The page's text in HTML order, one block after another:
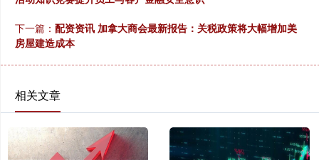
下一篇： 配资资讯 加拿大商会最新报告：关税政策将大幅增加美
房屋建造成本
相关文章